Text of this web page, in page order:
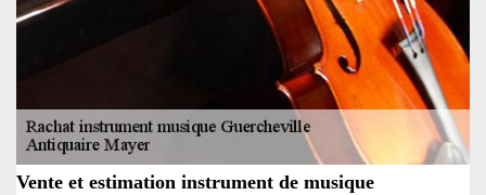
Vente et estimation instrument de musique